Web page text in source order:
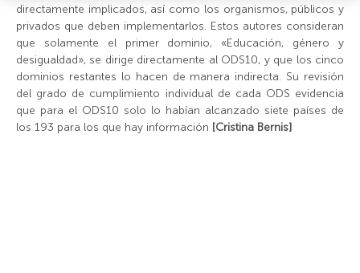
directamente implicados, así como los organismos, públicos y
privados que deben implementarlos. Estos autores consideran
que solamente el primer dominio, «Educación, género y
desigualdad», se dirige directamente al ODS10, y que los cinco
dominios restantes lo hacen de manera indirecta. Su revisión
del grado de cumplimiento individual de cada ODS evidencia
que para el ODS10 solo lo habían alcanzado siete países de
los 193 para los que hay información [Cristina Bernis]